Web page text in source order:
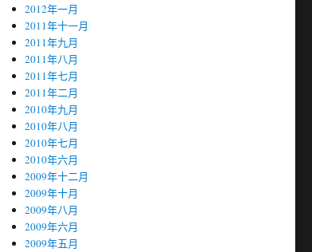
2012年一月
2011年十一月
2011年九月
2011年八月
2011年七月
2011年二月
2010年九月
2010年八月
2010年七月
2010年六月
2009年十二月
2009年十月
2009年八月
2009年六月
2009年五月